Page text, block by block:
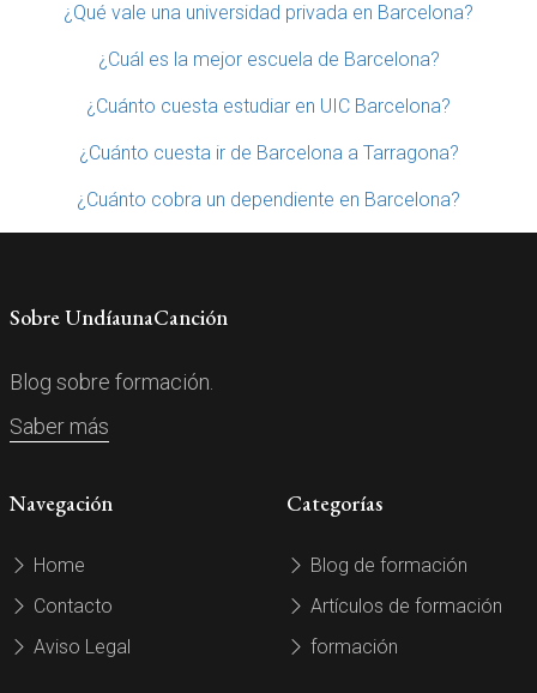
¿Qué vale una universidad privada en Barcelona?
¿Cuál es la mejor escuela de Barcelona?
¿Cuánto cuesta estudiar en UIC Barcelona?
¿Cuánto cuesta ir de Barcelona a Tarragona?
¿Cuánto cobra un dependiente en Barcelona?
Sobre UndíaunaCanción
Blog sobre formación.
Saber más
Navegación
Home
Contacto
Aviso Legal
Categorías
Blog de formación
Artículos de formación
formación